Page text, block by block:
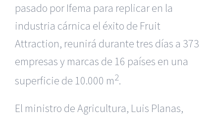
pasado por Ifema para replicar en la
industria cárnica el éxito de Fruit
Attraction, reunirá durante tres días a 373
empresas y marcas de 16 países en una
superficie de 10.000 m2.
El ministro de Agricultura, Luis Planas,